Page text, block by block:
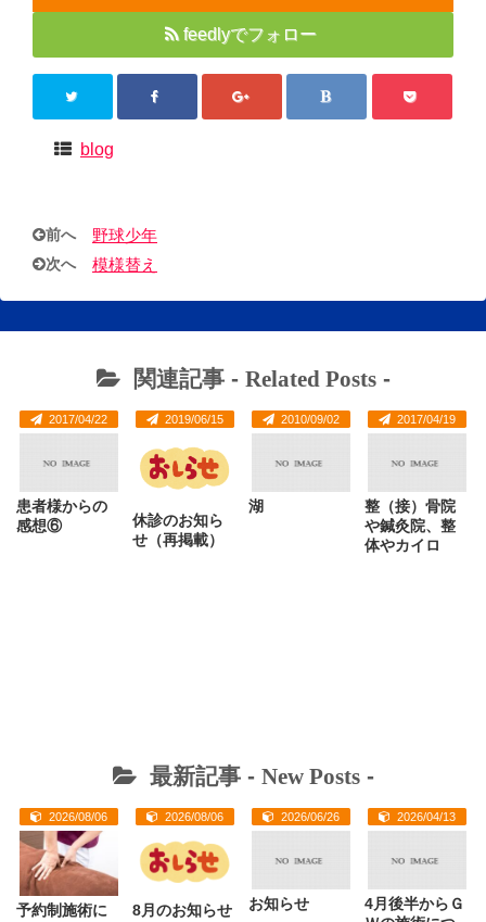
feedlyでフォロー
blog
前へ 野球少年
次へ 模様替え
関連記事 - Related Posts-
2017/04/22
患者様からの
感想⑥
2019/06/15
休診のお知ら
せ（再掲載）
2010/09/02
湖
2017/04/19
整（接）骨院
や鍼灸院、整
体やカイロ
最新記事 - New Posts-
2026/08/06
予約制施術に
2026/08/06
8月のお知らせ
2026/06/26
お知らせ
2026/04/13
4月後半からＧ